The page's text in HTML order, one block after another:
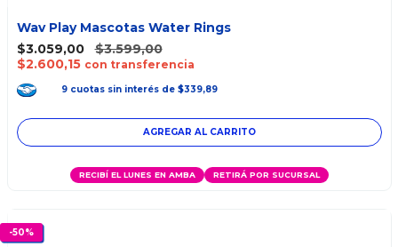
Wav Play Mascotas Water Rings
$3.059,00
$3.599,00
$2.600,15 con transferencia
9 cuotas sin interés de $339,89
RECIBÍ EL LUNES EN AMBA RETIRÁ POR SUCURSAL
-50%